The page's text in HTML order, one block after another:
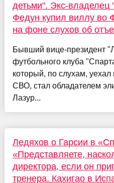
детьми". Экс-владелец
Федун купил виллу во
на фоне слухов об
Бывший вице-президент
футбольного клуба
который, по слухам,
СВО, стал обладателем
Лазур...
Ледяхов о Гарсии в
«Представляете,
директора, если он
тренера. Кахигао в